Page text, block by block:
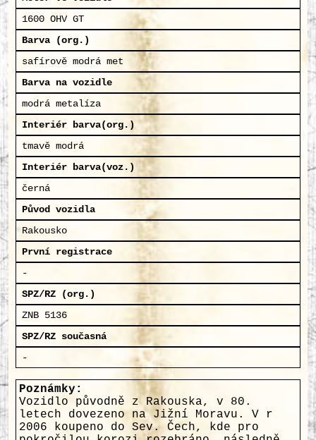
1600 OHV GT
Barva (org.)
safírově modrá met
Barva na vozidle
modrá metalíza
Interiér barva(org.)
tmavě modrá
Interiér barva(voz.)
černá
Původ vozidla
Rakousko
První registrace
-
SPZ/RZ (org.)
ZNB 5136
SPZ/RZ současná
-
Poznámky:
Vozidlo původně z Rakouska, v 80.
letech dovezeno na Jižní Moravu. V r
2006 koupeno do Sev. Čech, kde pro